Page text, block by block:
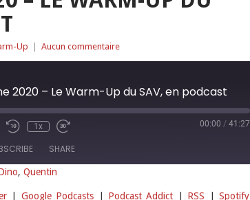
Up Aucun commentaire
2020 – Le Warm-Up du SAV, en podcast
1x 00:00 / 41:27
SHARE
Deezer Google Podcasts
, Quentin
Google Podcasts Podcast Addict RSS Spotify